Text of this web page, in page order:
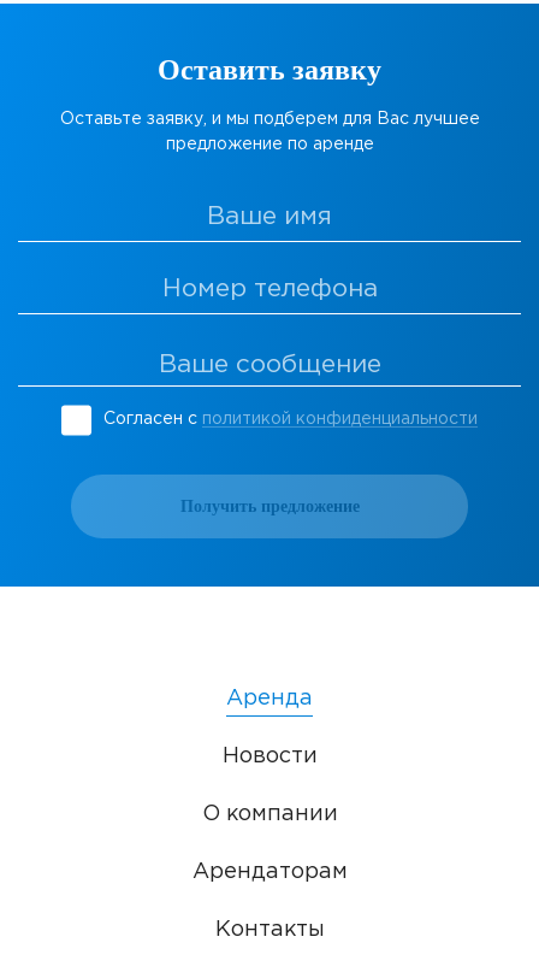
Оставить заявку
Оставьте заявку, и мы подберем для Вас лучшее
предложение по аренде
Согласен с политикой конфиденциальности
Получить предложение
Аренда
Новости
О компании
Арендаторам
Контакты